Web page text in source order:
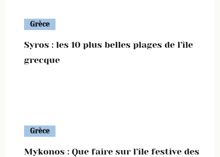
Grèce
Syros : les 10 plus belles plages de l’île
grecque
Grèce
Mykonos : Que faire sur l’île festive des